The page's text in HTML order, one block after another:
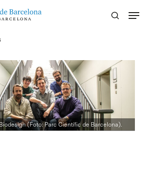
(Foto: Parc Científic de Barcelona).